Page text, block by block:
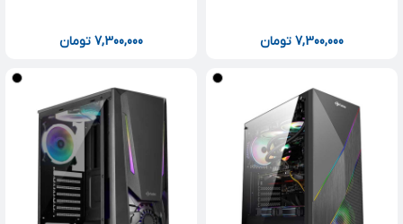
7,300,000 تومان 7,300,000تومان